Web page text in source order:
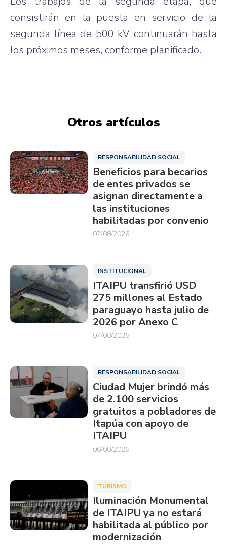
consistirán en la puesta en servicio de la
segunda línea de 500 kV continuarán hasta
los próximos meses, conforme planificado.
Otros artículos
RESPONSABILIDAD SOCIAL
Beneficios para becarios
de entes privados se
asignan directamente a
las instituciones
habilitadas por convenio
07/08/2026
INSTITUCIONAL
ITAIPU transfirió USD
275 millones al Estado
paraguayo hasta julio de
2026 por Anexo C
07/08/2026
RESPONSABILIDAD SOCIAL
Ciudad Mujer brindó más
de 2.100 servicios
gratuitos a pobladores de
Itapúa con apoyo de
ITAIPU
06/08/2026
TURISMO
Iluminación Monumental
de ITAIPU ya no estará
habilitada al público por
modernización